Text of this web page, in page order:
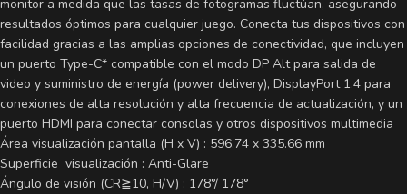
monitor a medida que las tasas de fotogramas fluctúan, asegurando
resultados óptimos para cualquier juego. Conecta tus dispositivos con
facilidad gracias a las amplias opciones de conectividad, que incluyen
un puerto Type-C* compatible con el modo DP Alt para salida de
video y suministro de energía (power delivery), DisplayPort 1.4 para
conexiones de alta resolución y alta frecuencia de actualización, y un
puerto HDMI para conectar consolas y otros dispositivos multimedia
Área visualización pantalla (H x V) : 596.74 x 335.66 mm
Superficie visualización : Anti-Glare
Ángulo de visión (CR≧10, H/V) : 178°/ 178°